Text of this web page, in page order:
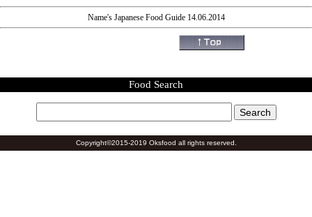
Name's Japanese Food Guide 14.06.2014
Food Search
Copyright©2015-2019 Oksfood all rights reserved.